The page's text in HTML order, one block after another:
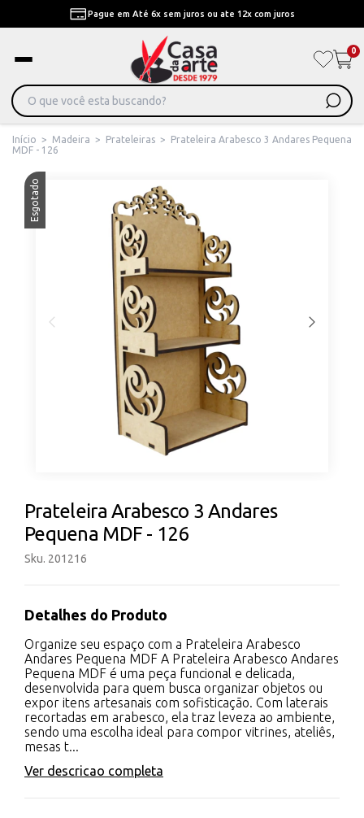
Pague em Até 6x sem juros ou ate 12x com juros
0
Início > Madeira > Prateleiras >
Prateleira Arabesco 3 Andares Pequena
MDF - 126
Esgotado
Prateleira Arabesco 3 Andares
Pequena MDF - 126
Sku. 201216
Detalhes do Produto
Organize seu espaço com a Prateleira Arabesco
Andares Pequena MDF A Prateleira Arabesco Andares
Pequena MDF é uma peça funcional e delicada,
desenvolvida para quem busca organizar objetos ou
expor itens artesanais com sofisticação. Com laterais
recortadas em arabesco, ela traz leveza ao ambiente,
sendo uma escolha ideal para compor vitrines, ateliês,
mesas t...
Ver descricao completa